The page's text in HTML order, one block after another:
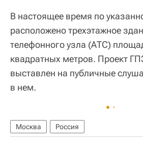
В настоящее время по
расположено трехэтажное
телефонного узла (АТС)
квадратных метров. Проект
выставлен на публичные
в нем.
Москва Россия